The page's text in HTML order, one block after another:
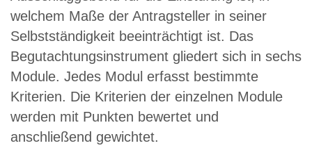
welchem Maße der Antragsteller in seiner
Selbstständigkeit beeinträchtigt ist. Das
Begutachtungsinstrument gliedert sich in sechs
Module. Jedes Modul erfasst bestimmte
Kriterien. Die Kriterien der einzelnen Module
werden mit Punkten bewertet und
anschließend gewichtet.